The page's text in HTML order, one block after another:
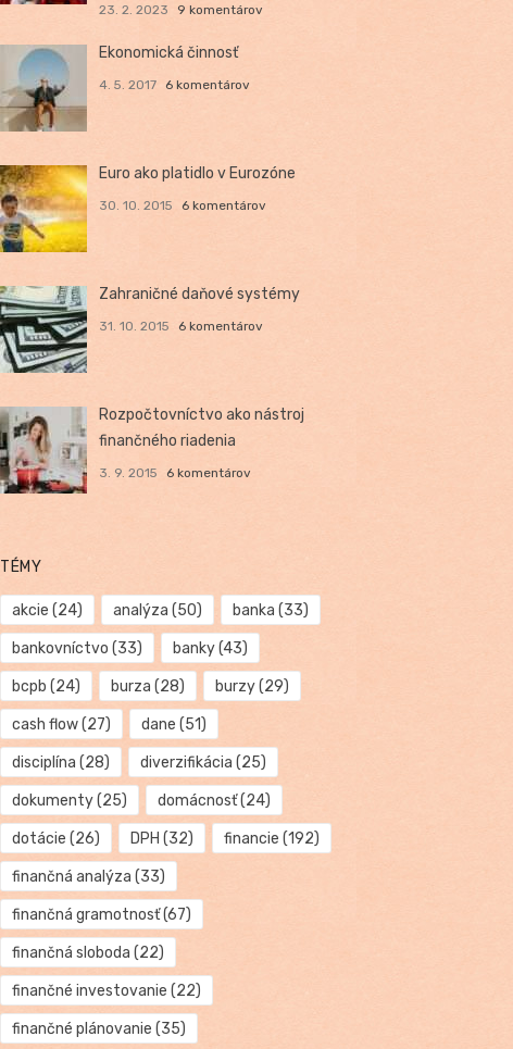
23. 2. 2023 9 komentárov
Ekonomická činnosť
4. 5. 2017 6 komentárov
Euro ako platidlo v Eurozóne
30. 10. 2015 6 komentárov
Zahraničné daňové systémy
31. 10. 2015 6 komentárov
Rozpočtovníctvo ako nástroj
finančného riadenia
3. 9. 2015 6 komentárov
TÉMY
akcie (24) analýza (50) banka (33)
bankovníctvo (33) banky(43)
bcpb (24) burza (28) burzy(29)
cash flow(27) dane (51)
disciplína (28) diverzifikácia (25)
dokumenty(25) domácnosť(24)
dotácie (26) DPH (32) financie (192)
finančná analýza (33)
finančná gramotnosť(67)
finančná sloboda (22)
finančné investovanie (22)
finančné plánovanie (35)